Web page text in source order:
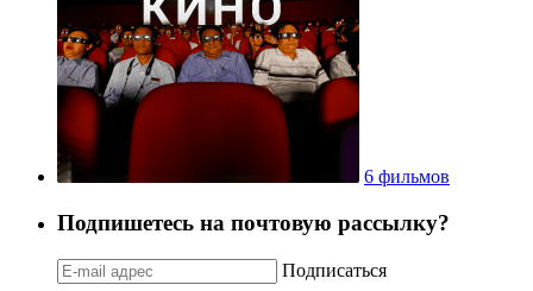
6 фильмов
Подпишетесь на почтовую рассылку?
Подписаться